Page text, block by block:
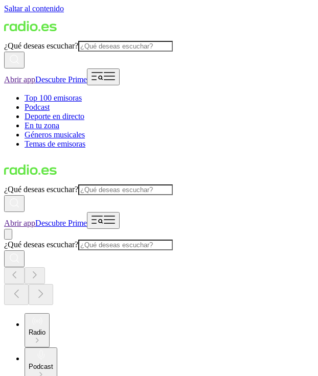
Saltar al contenido
¿Qué deseas escuchar?
Abrir appDescubre Prime
Top 100 emisoras
Podcast
Deporte en directo
En tu zona
Géneros musicales
Temas de emisoras
¿Qué deseas escuchar?
Abrir appDescubre Prime
¿Qué deseas escuchar?
Radio
Podcast